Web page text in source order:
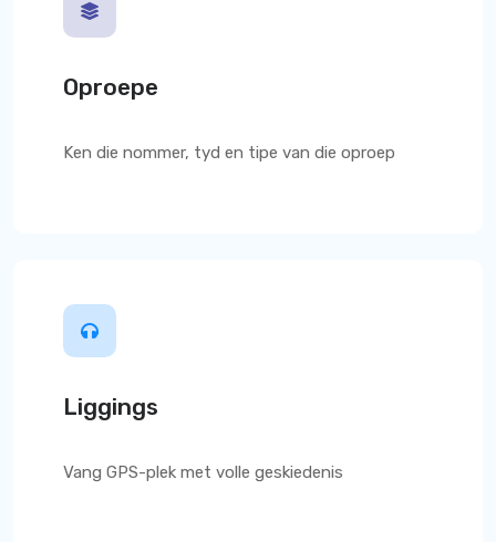
Oproepe
Ken die nommer, tyd en tipe van die oproep
Liggings
Vang GPS-plek met volle geskiedenis